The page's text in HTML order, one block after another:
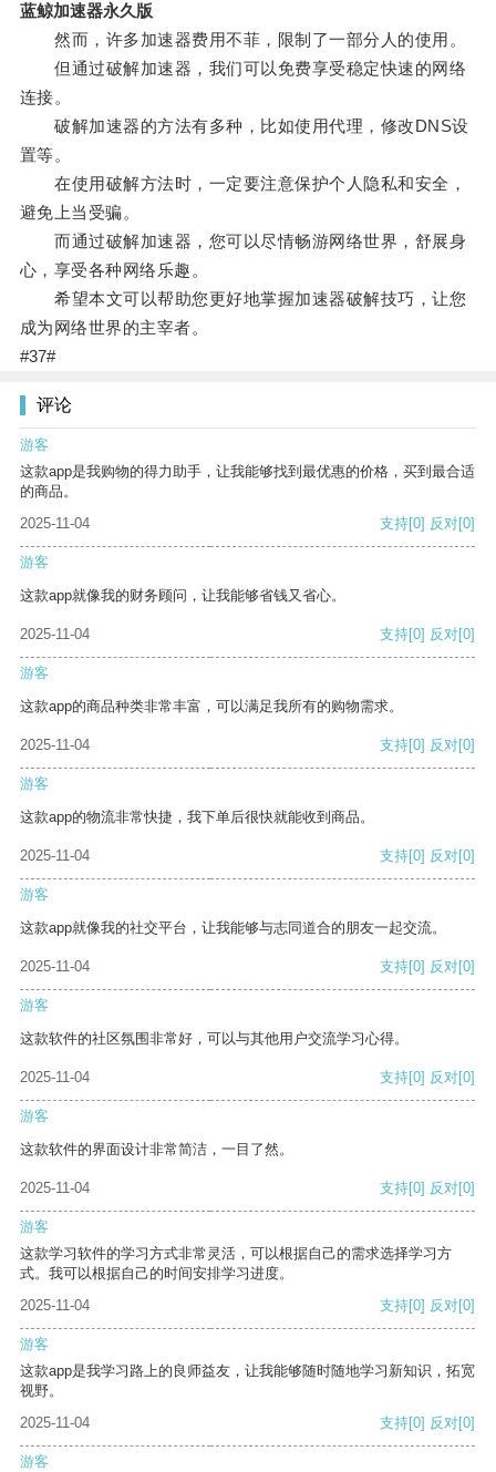
蓝鲸加速器永久版
然而，许多加速器费用不菲，限制了一部分人的使用。
但通过破解加速器，我们可以免费享受稳定快速的网络
连接。
破解加速器的方法有多种，比如使用代理，修改DNS设
置等。
在使用破解方法时，一定要注意保护个人隐私和安全，
避免上当受骗。
而通过破解加速器，您可以尽情畅游网络世界，舒展身
心，享受各种网络乐趣。
希望本文可以帮助您更好地掌握加速器破解技巧，让您
成为网络世界的主宰者。
#37#
评论
游客
这款app是我购物的得力助手，让我能够找到最优惠的价格，买到最合适
的商品。
2025-11-04
支持[0] 反对[0]
游客
这款app就像我的财务顾问，让我能够省钱又省心。
2025-11-04 支持[0] 反对[0]
游客
这款app的商品种类非常丰富，可以满足我所有的购物需求。
2025-11-04 支持[0] 反对[0]
游客
这款app的物流非常快捷，我下单后很快就能收到商品。
2025-11-04 支持[0] 反对[0]
游客
这款app就像我的社交平台，让我能够与志同道合的朋友一起交流。
2025-11-04 支持[0] 反对[0]
游客
这款软件的社区氛围非常好，可以与其他用户交流学习心得。
2025-11-04 支持[0] 反对[0]
游客
这款软件的界面设计非常简洁，一目了然。
2025-11-04 支持[0] 反对[0]
游客
这款学习软件的学习方式非常灵活，可以根据自己的需求选择学习方
式。我可以根据自己的时间安排学习进度。
2025-11-04
支持[0] 反对[0]
游客
这款app是我学习路上的良师益友，让我能够随时随地学习新知识，拓宽
视野。
2025-11-04
支持[0] 反对[0]
游客